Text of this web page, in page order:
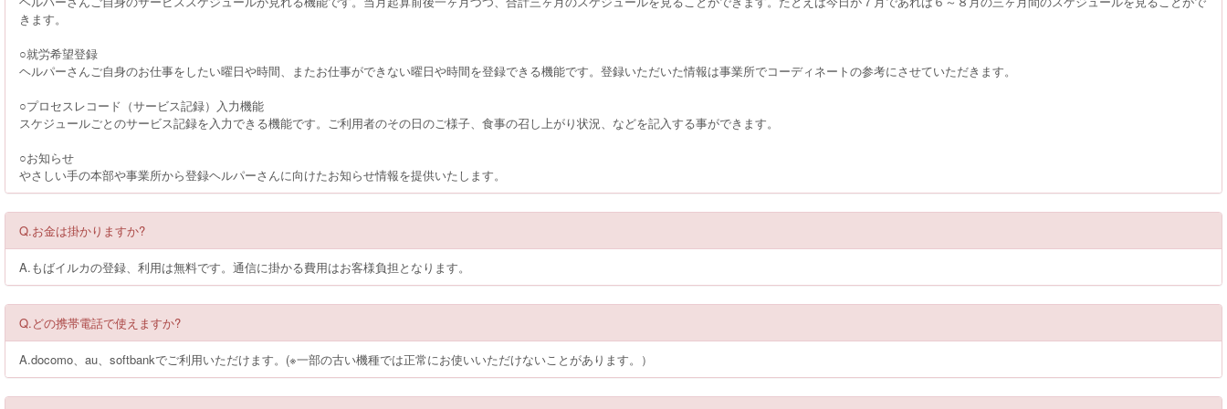
きます。
○就労希望登録
ヘルパーさんご自身のお仕事をしたい曜日や時間、またお仕事ができない曜日や時間を登録できる機能です。登録いただいた情報は事業所でコーディネートの参考にさせていただきます。
○プロセスレコード（サービス記録）入力機能
スケジュールごとのサービス記録を入力できる機能です。ご利用者のその日のご様子、食事の召し上がり状況、などを記入する事ができます。
○お知らせ
やさしい手の本部や事業所から登録ヘルパーさんに向けたお知らせ情報を提供いたします。
Q.お金は掛かりますか?
A.もばイルカの登録、利用は無料です。通信に掛かる費用はお客様負担となります。
Q.どの携帯電話で使えますか?
A.docomo、au、softbankでご利用いただけます。(※一部の古い機種では正常にお使いいただけないことがあります。）